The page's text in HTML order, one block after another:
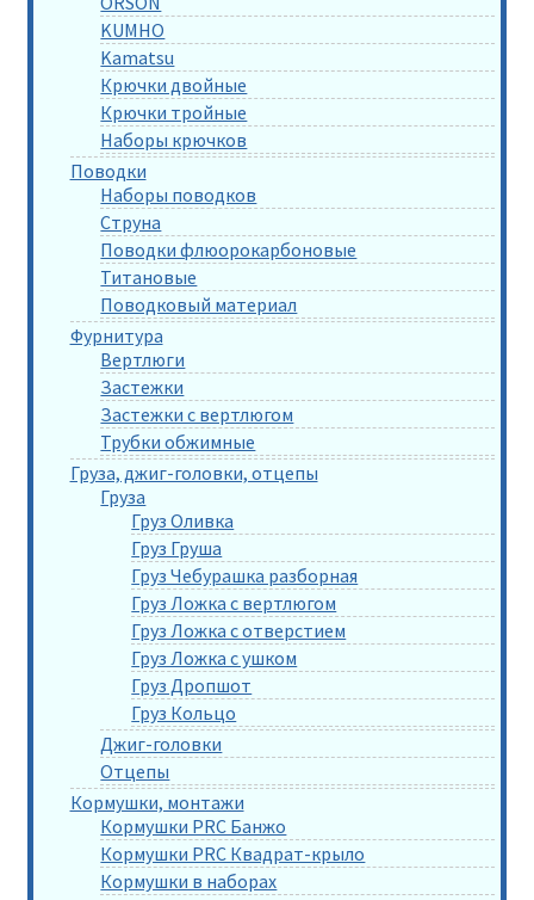
KUMHO
Kamatsu
Крючки двойные
Крючки тройные
Наборы крючков
Поводки
Наборы поводков
Струна
Поводки флюорокарбоновые
Титановые
Поводковый материал
Фурнитура
Вертлюги
Застежки
Застежки с вертлюгом
Трубки обжимные
Груза, джиг-головки, отцепы
Груза
Груз Оливка
Груз Груша
Груз Чебурашка разборная
Груз Ложка с вертлюгом
Груз Ложка с отверстием
Груз Ложка с ушком
Груз Дропшот
Груз Кольцо
Джиг-головки
Отцепы
Кормушки, монтажи
Кормушки PRC Банжо
Кормушки PRC Квадрат-крыло
Кормушки в наборах